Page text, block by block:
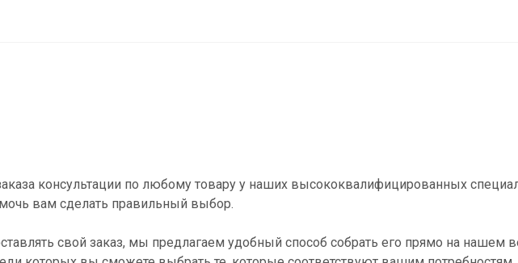
консультации по любому товару у наших высококвалифицированных
вам сделать правильный выбор.
свой заказ, мы предлагаем удобный способ собрать его прямо на нашем